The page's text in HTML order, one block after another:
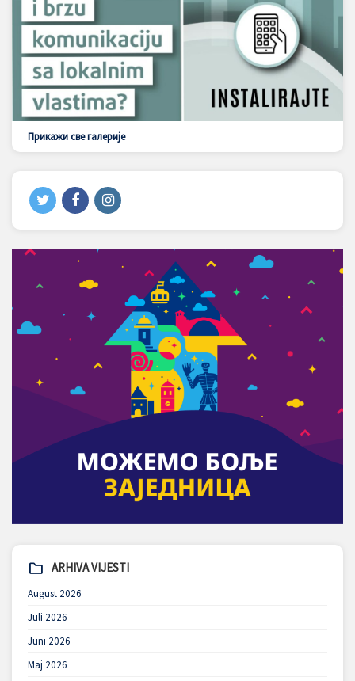
Прикажи све галерије
ARHIVA VIJESTI
August 2026
Juli 2026
Juni 2026
Maj 2026